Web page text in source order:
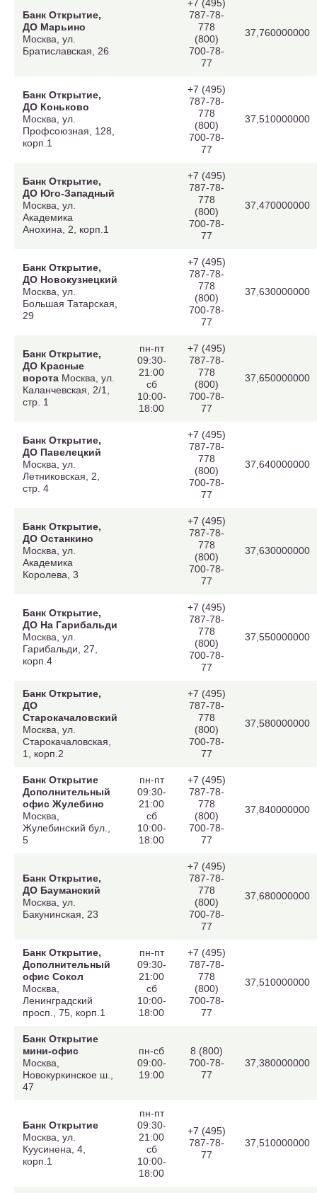
Банк Открытие,
ДО Марьино
Москва, ул.
Братиславская, 26
+7 (495)
787-78-
778
(800)
700-78-
77
37,760000000
Банк Открытие,
ДО Коньково
Москва, ул.
Профсоюзная, 128,
корп.1
+7 (495)
787-78-
778
(800)
700-78-
77
37,510000000
Банк Открытие,
ДО Юго-Западный
Москва, ул.
Академика
Анохина, 2, корп.1
+7 (495)
787-78-
778
(800)
700-78-
77
37,470000000
Банк Открытие,
ДО Новокузнецкий
Москва, ул.
Большая Татарская,
29
+7 (495)
787-78-
778
(800)
700-78-
77
37,630000000
Банк Открытие,
ДО Красные
ворота Москва, ул.
Каланчевская, 2/1,
стр. 1
пн-пт
09:30-
21:00
сб
10:00-
18:00
+7 (495)
787-78-
778
(800)
700-78-
77
37,650000000
Банк Открытие,
ДО Павелецкий
Москва, ул.
Летниковская, 2,
стр. 4
+7 (495)
787-78-
778
(800)
700-78-
77
37,640000000
Банк Открытие,
ДО Останкино
Москва, ул.
Академика
Королева, 3
+7 (495)
787-78-
778
(800)
700-78-
77
37,630000000
Банк Открытие,
ДО На Гарибальди
Москва, ул.
Гарибальди, 27,
корп.4
+7 (495)
787-78-
778
(800)
700-78-
77
37,550000000
Банк Открытие,
ДО
Старокачаловский
Москва, ул.
Старокачаловская,
1, корп.2
+7 (495)
787-78-
778
(800)
700-78-
77
37,580000000
Банк Открытие
Дополнительный
офис Жулебино
Москва,
Жулебинский бул.,
5
пн-пт
09:30-
21:00
сб
10:00-
18:00
+7 (495)
787-78-
778
(800)
700-78-
77
37,840000000
Банк Открытие,
ДО Бауманский
Москва, ул.
Бакунинская, 23
+7 (495)
787-78-
778
(800)
700-78-
77
37,680000000
Банк Открытие,
Дополнительный
офис Сокол
Москва,
Ленинградский
просп., 75, корп.1
пн-пт
09:30-
21:00
сб
10:00-
18:00
+7 (495)
787-78-
778
(800)
700-78-
77
37,510000000
Банк Открытие
мини-офис
Москва,
Новокуркинское ш.,
47
пн-сб
09:00-
19:00
8 (800)
700-78-
77
37,380000000
Банк Открытие
Москва, ул.
Куусинена, 4,
корп.1
пн-пт
09:30-
21:00
сб
10:00-
18:00
+7 (495)
787-78-
77
37,510000000